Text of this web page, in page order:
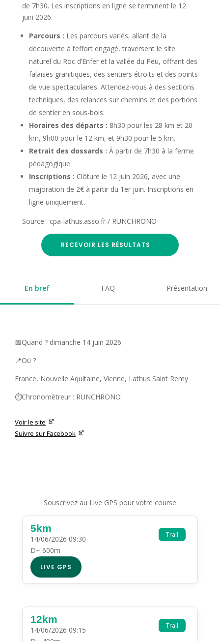
de 7h30. Les inscriptions en ligne se terminent le 12
juin 2026.
Parcours : Les parcours variés, allant de la
découverte à l’effort engagé, traversent le site
naturel du Roc d’Enfer et la vallée du Peu, offrant des
falaises granitiques, des sentiers étroits et des points
de vue spectaculaires. Attendez-vous à des sections
techniques, des relances sur chemins et des portions
de sentier en sous-bois.
Horaires des départs : 8h30 pour les 28 km et 20
km, 9h00 pour le 12 km, et 9h30 pour le 5 km.
Retrait des dossards : À partir de 7h30 à la ferme
pédagogique.
Inscriptions : Clôture le 12 juin 2026, avec une
majoration de 2€ à partir du 1er juin. Inscriptions en
ligne uniquement.
Source : cpa-lathus.asso.fr / RUNCHRONO
RECEVOIR LES RÉSULTATS
En bref FAQ Présentation
📅Quand ? dimanche 14 juin 2026
📍Où ?
France, Nouvelle Aquitaine, Vienne, Lathus Saint Remy
⏱️Chronomètreur : RUNCHRONO
Voir le site
Suivre sur Facebook
Souscrivez au Live GPS pour votre course
Trail
5km
14/06/2026 09:30
D+ 600m
LIVE GPS
Trail
12km
14/06/2026 09:15